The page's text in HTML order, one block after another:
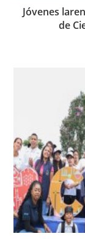
Jóvenes
de